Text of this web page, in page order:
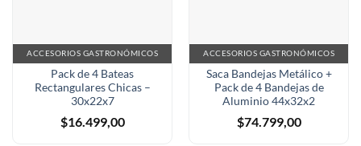
ACCESORIOS GASTRONÓMICOS
Pack de 4 Bateas
Rectangulares Chicas –
30x22x7
$16.499,00
ACCESORIOS GASTRONÓMICOS
Saca Bandejas Metálico +
Pack de 4 Bandejas de
Aluminio 44x32x2
$74.799,00